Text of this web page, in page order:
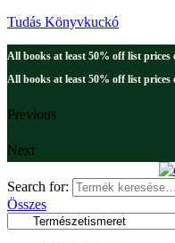
Tudás Könyvkuckó
All books at least 50% off list prices
All books at least 50% off list prices
Previous
Next
Search for:
Összes